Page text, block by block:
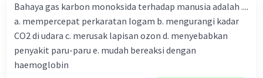
Bahaya gas karbon monoksida terhadap manusia adalah ....
a. mempercepat perkaratan logam b. mengurangi kadar
CO2 di udara c. merusak lapisan ozon d. menyebabkan
penyakit paru-paru e. mudah bereaksi dengan
haemoglobin